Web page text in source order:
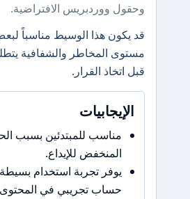
وحقول ووردبريس الافتراضية.
قد يكون هذا الوسيط مناسباً
مستوى المخاطر والشفافية
قبل اتخاذ القرار.
الإيجابيات
مناسب للمبتدئين بسبب
المنخفض للإيداع.
يوفر تجربة استخدام
حساب تجريبي في